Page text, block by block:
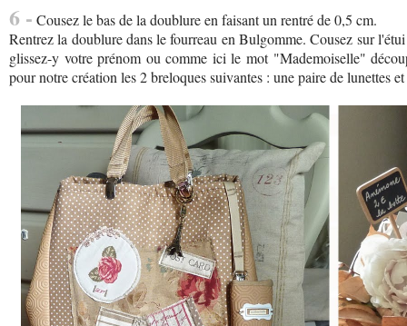
6 - Cousez le bas de la doublure en faisant un rentré de 0,5 cm.
Rentrez la doublure dans le fourreau en Bulgomme. Cousez sur
glissez-y votre prénom ou comme ici le mot "Mademoiselle"
pour notre création les 2 breloques suivantes : une paire de lunettes